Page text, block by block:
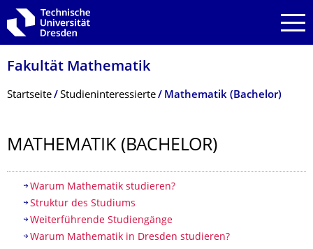
Zur Hauptnavigation springen
Zur Suche springen
Zum Inhalt springen
Fakultät Mathematik
Breadcrumb-Menü
Startseite Studien­interessierte Mathematik (Bachelor)
MATHEMATIK (BACHELOR)
Inhaltsverzeichnis
Warum Mathematik studieren?
Struktur des Studiums
Weiterführende Studiengänge
Warum Mathematik in Dresden studieren?